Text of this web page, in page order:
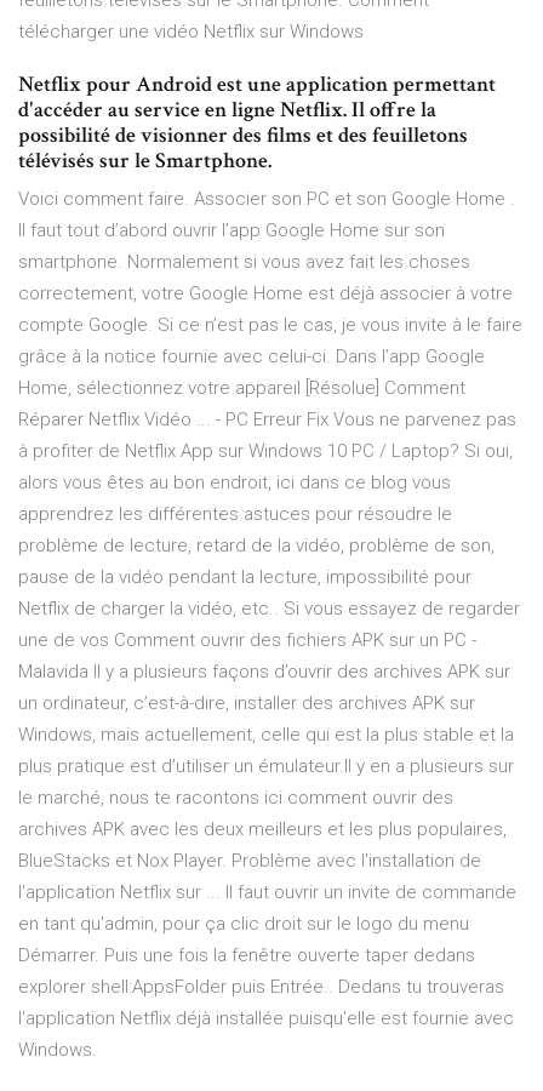
télécharger une vidéo Netflix sur Windows
Netflix pour Android est une application permettant
d'accéder au service en ligne Netflix. Il offre la
possibilité de visionner des films et des feuilletons
télévisés sur le Smartphone.
Voici comment faire. Associer son PC et son Google Home .
Il faut tout d’abord ouvrir l’app Google Home sur son
smartphone. Normalement si vous avez fait les choses
correctement, votre Google Home est déjà associer à votre
compte Google. Si ce n’est pas le cas, je vous invite à le faire
grâce à la notice fournie avec celui-ci. Dans l’app Google
Home, sélectionnez votre appareil [Résolue] Comment
Réparer Netflix Vidéo ... - PC Erreur Fix Vous ne parvenez pas
à profiter de Netflix App sur Windows 10 PC / Laptop? Si oui,
alors vous êtes au bon endroit, ici dans ce blog vous
apprendrez les différentes astuces pour résoudre le
problème de lecture, retard de la vidéo, problème de son,
pause de la vidéo pendant la lecture, impossibilité pour
Netflix de charger la vidéo, etc.. Si vous essayez de regarder
une de vos Comment ouvrir des fichiers APK sur un PC -
Malavida Il y a plusieurs façons d’ouvrir des archives APK sur
un ordinateur, c’est-à-dire, installer des archives APK sur
Windows, mais actuellement, celle qui est la plus stable et la
plus pratique est d’utiliser un émulateur.Il y en a plusieurs sur
le marché, nous te racontons ici comment ouvrir des
archives APK avec les deux meilleurs et les plus populaires,
BlueStacks et Nox Player. Problème avec l'installation de
l'application Netflix sur ... Il faut ouvrir un invite de commande
en tant qu'admin, pour ça clic droit sur le logo du menu
Démarrer. Puis une fois la fenêtre ouverte taper dedans
explorer shell:AppsFolder puis Entrée.. Dedans tu trouveras
l'application Netflix déjà installée puisqu'elle est fournie avec
Windows.